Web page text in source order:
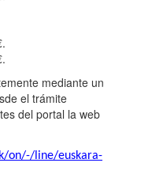
mediante un
el trámite
del portal la web
on/-/line/euskara-